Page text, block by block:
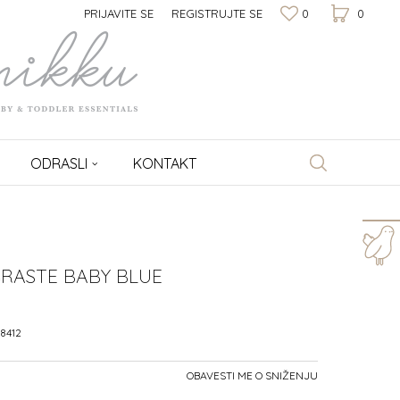
0
0
PRIJAVITE SE REGISTRUJTE SE
ODRASLI KONTAKT
BABY BLUE
OBAVESTI ME O SNIŽENJU
Za više informacija,
Pišite nam